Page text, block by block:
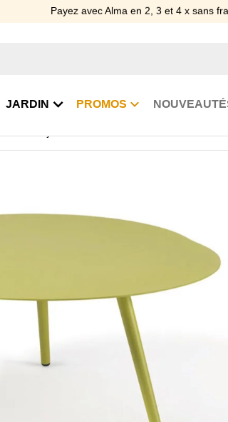
Payez avec Alma en 2, 3 et 4 x sans
JARDIN PROMOS